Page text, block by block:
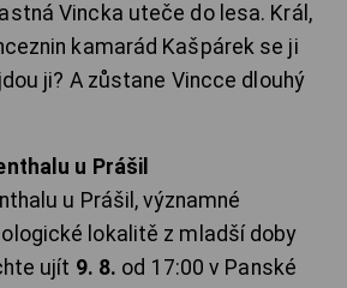
Vincka uteče do lesa. Král,
kamarád Kašpárek se ji
ji? A zůstane Vincce dlouhý
u Prášil
u Prášil, významné
lokalitě z mladší doby
ujít 9. 8. od 17:00 v Panské